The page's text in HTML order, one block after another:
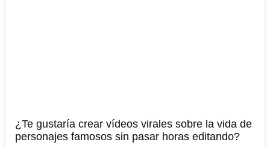
¿Te gustaría crear vídeos virales sobre la vida de
personajes famosos sin pasar horas editando?